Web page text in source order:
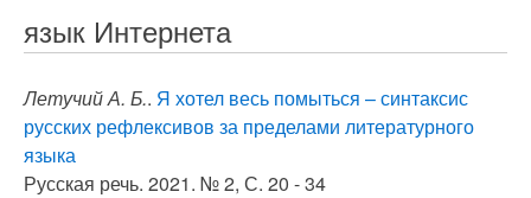
here:
язык Интернета
Летучий А. Б.. Я хотел весь помыться – синтаксис
русских рефлексивов за пределами литературного
языка
Русская речь. 2021. № 2, С. 20 - 34